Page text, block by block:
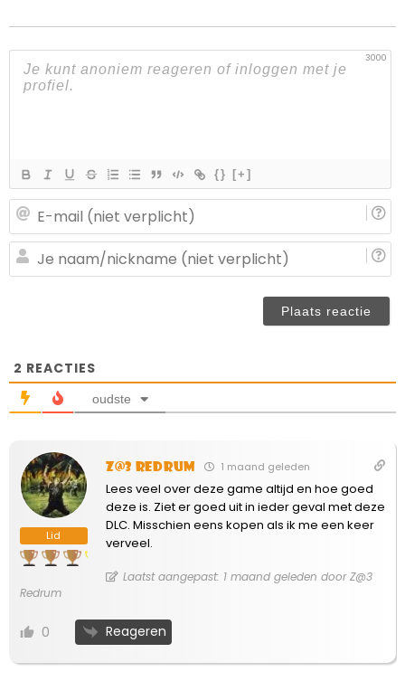
3000
{} [+]
2 REACTIES
oudste
Lid
Z@3 Redrum 1 maand geleden
Lees veel over deze game altijd en hoe goed
deze is. Ziet er goed uit in ieder geval met deze
DLC. Misschien eens kopen als ik me een keer
verveel.
Laatst aangepast: 1 maand geleden door Z@3
Redrum
0 Reageren